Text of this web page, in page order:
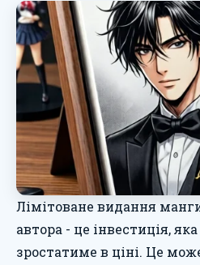
Лімітоване видання
автора - це інвестиція,
зростатиме в ціні. Це